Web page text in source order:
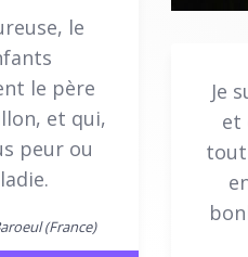
le
le père
et qui,
peur ou
(France)
Je
et